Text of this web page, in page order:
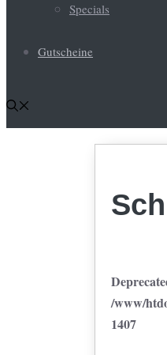
Specials
Gutscheine
/www/
1407